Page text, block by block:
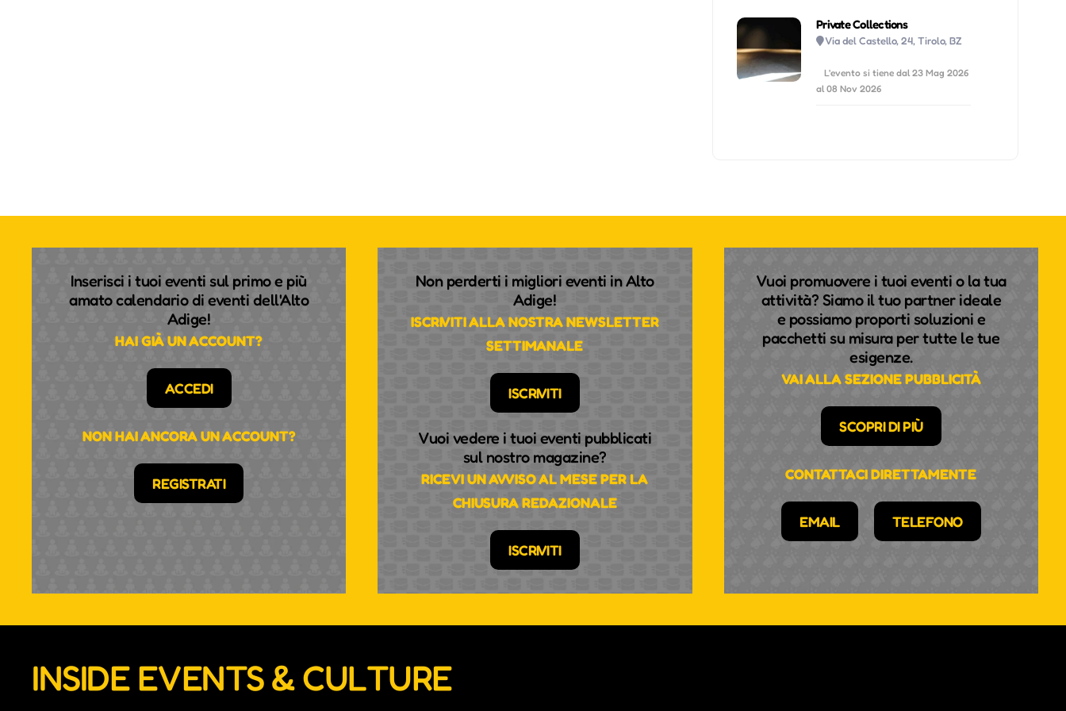
Private Collections
Via del Castello, 24, Tirolo, BZ
L'evento si tiene dal 23 Mag 2026
al 08 Nov 2026
Inserisci i tuoi eventi sul primo e più
amato calendario di eventi dell'Alto
Adige!
HAI GIÀ UN ACCOUNT?
ACCEDI
NON HAI ANCORA UN ACCOUNT?
REGISTRATI
Non perderti i migliori eventi in Alto
Adige!
ISCRIVITI ALLA NOSTRA NEWSLETTER
SETTIMANALE
ISCRIVITI
Vuoi vedere i tuoi eventi pubblicati
sul nostro magazine?
RICEVI UN AVVISO AL MESE PER LA
CHIUSURA REDAZIONALE
ISCRIVITI
Vuoi promuovere i tuoi eventi o la tua
attività? Siamo il tuo partner ideale
e possiamo proporti soluzioni e
pacchetti su misura per tutte le tue
esigenze.
VAI ALLA SEZIONE PUBBLICITÀ
SCOPRI DI PIÙ
CONTATTACI DIRETTAMENTE
EMAIL TELEFONO
INSIDE EVENTS & CULTURE